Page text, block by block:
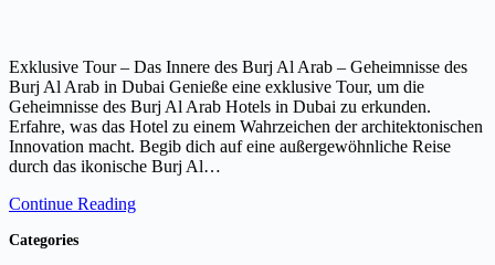
Exklusive Tour – Das Innere des Burj Al Arab – Geheimnisse des
Burj Al Arab in Dubai Genieße eine exklusive Tour, um die
Geheimnisse des Burj Al Arab Hotels in Dubai zu erkunden.
Erfahre, was das Hotel zu einem Wahrzeichen der architektonischen
Innovation macht. Begib dich auf eine außergewöhnliche Reise
durch das ikonische Burj Al…
Continue Reading
Categories